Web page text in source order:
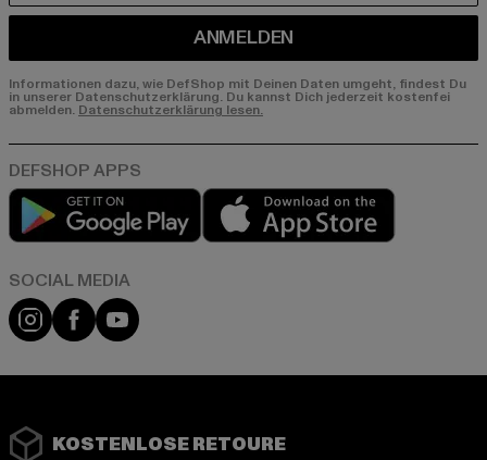
ANMELDEN
Informationen dazu, wie DefShop mit Deinen Daten umgeht, findest Du
in unserer Datenschutzerklärung. Du kannst Dich jederzeit kostenfei
abmelden. Datenschutzerklärung lesen.
Play market
Instagram
FacebookYouTube
KOSTENLOSE RETOURE